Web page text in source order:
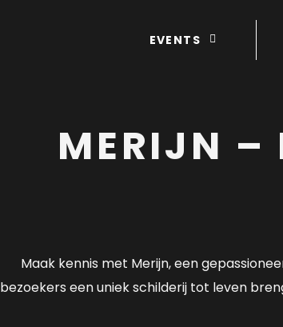
EVENTS
MERIJN –
Maak kennis met Merijn, een
bezoekers een uniek schilderij tot leven